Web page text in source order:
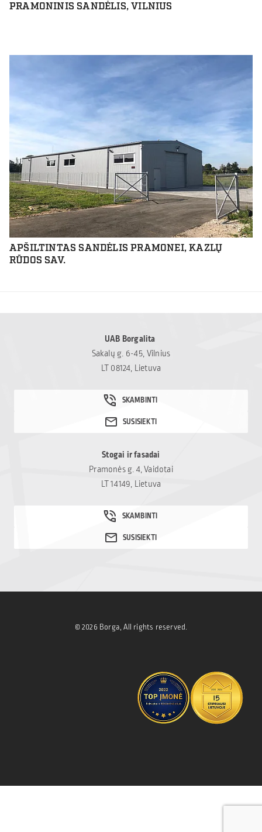
PRAMONINIS SANDĖLIS, VILNIUS
APŠILTINTAS SANDĖLIS PRAMONEI, KAZLŲ
RŪDOS SAV.
UAB Borgalita
Sakalų g. 6-45, Vilnius
LT 08124, Lietuva
Stogai ir fasadai
Pramonės g. 4, Vaidotai
LT 14149, Lietuva
© 2026 Borga, All rights reserved.